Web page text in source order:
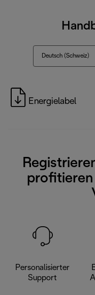
Deutsch (Schweiz)
Energielabel
profitieren
Personalisierter
Support